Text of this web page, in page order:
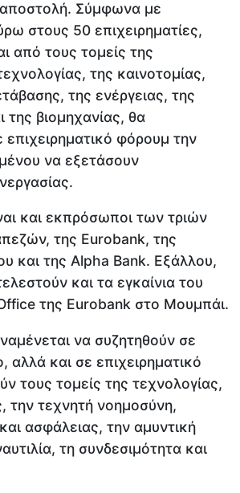
αποστολή. Σύμφωνα με
στους 50 επιχειρηματίες,
από τους τομείς της
της καινοτομίας,
της ενέργειας, της
της βιομηχανίας, θα
φόρουμ την
να εξετάσουν
και εκπρόσωποι των τριών
της Eurobank, της
και της Alpha Βank. Εξάλλου,
και τα εγκαίνια του
της Eurobank στο Μουμπάι.
να συζητηθούν σε
αλλά και σε επιχειρηματικό
τους τομείς της τεχνολογίας,
την τεχνητή νοημοσύνη,
ασφάλειας, την αμυντική
τη συνδεσιμότητα και